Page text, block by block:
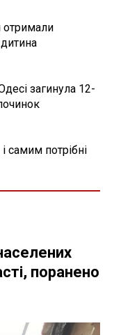
отримали
загинула 12-
самим потрібні
поранено